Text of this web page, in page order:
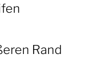
Rand